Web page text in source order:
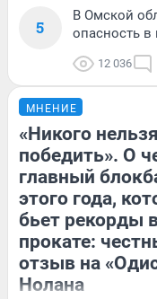
5
В Омской
опасность в
12 036
МНЕНИЕ
«Никого нельзя
победить». О
главный
этого года,
бьет рекорды
прокате:
отзыв на
Нолана